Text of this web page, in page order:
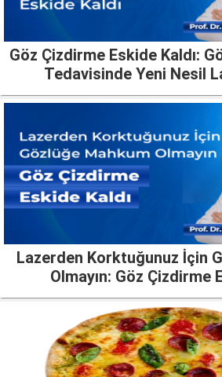
Göz Çizdirme Eskide Kaldı:
Tedavisinde Yeni Nesil
Lazerden Korktuğunuz İçin
Olmayın: Göz Çizdirme